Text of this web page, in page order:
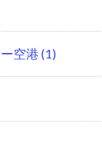
空港 (1)